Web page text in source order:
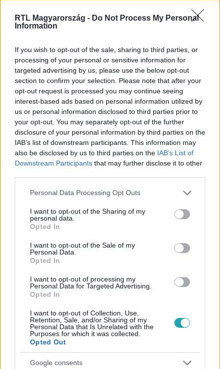
RTL Magyarország - Do Not Process My Personal
Information
If you wish to opt-out of the sale, sharing to third parties, or
processing of your personal or sensitive information for
targeted advertising by us, please use the below opt-out
section to confirm your selection. Please note that after your
opt-out request is processed you may continue seeing
interest-based ads based on personal information utilized by
us or personal information disclosed to third parties prior to
your opt-out. You may separately opt-out of the further
disclosure of your personal information by third parties on the
IAB’s list of downstream participants. This information may
also be disclosed by us to third parties on the IAB’s List of
Downstream Participants that may further disclose it to other
Please note that this website/app uses one or more Google
not limited to your visit or usage behaviour. You may click to
grant or deny consent to Google and its third-party tags to
use your data for below specified purposes in below Google
consent section.
Personal Data Processing Opt Outs
I want to opt-out of the Sharing of my
personal data.
Opted In
I want to opt-out of the Sale of my
Personal Data.
Opted In
I want to opt-out of processing my
Personal Data for Targeted Advertising.
Opted In
I want to opt-out of Collection, Use,
Retention, Sale, and/or Sharing of my
Personal Data that Is Unrelated with the
Purposes for which it was collected.
Opted Out
Google consents
Egyre többen nem értik, hogyan kaphatott kegyelmet K.
ezért a lemondását követelik, és sorra hagyják ott a
köztársasági elnököt a tanácsadói. Ítéletet hirdettek a
Fenyő-gyilkosságban, Gyárfás Tamás és Portik Tamás
bűnösségét is kimondta első fokon a bíróság. Egy 13 éves
lányt gyászolnak szülei, akit kétszer is hazaküldtek az
orvosok, nem sokkal később pedig meghalt. Ezek a hét
videói.
2:41
2024. február 8. 18:22
Nem kérdezték a véleményét és tényként közölték
vele, hogy az Andrada gyárat nyit Sóskúton, állítja
a falu a polgármestere
kormány az akkumulátoripari beruházásokkal
kapcsolatban – erről beszélt az RTL Híradónak Sóskút
behívták a Nemzeti Befektetési Ügynökséghez, ahol
tényként közölték vele: az Andrada üzemet nyit a faluban.
A polgármester szerint rosszul járhatnak azok a
települések, amelyek tiltakoznak egy ilyen beruházás